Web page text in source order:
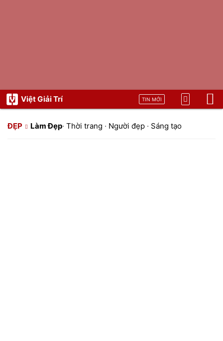
Việt Giải Trí TIN MỚI
ĐẸP Làm Đẹp· Thời trang · Người đẹp · Sáng tạo